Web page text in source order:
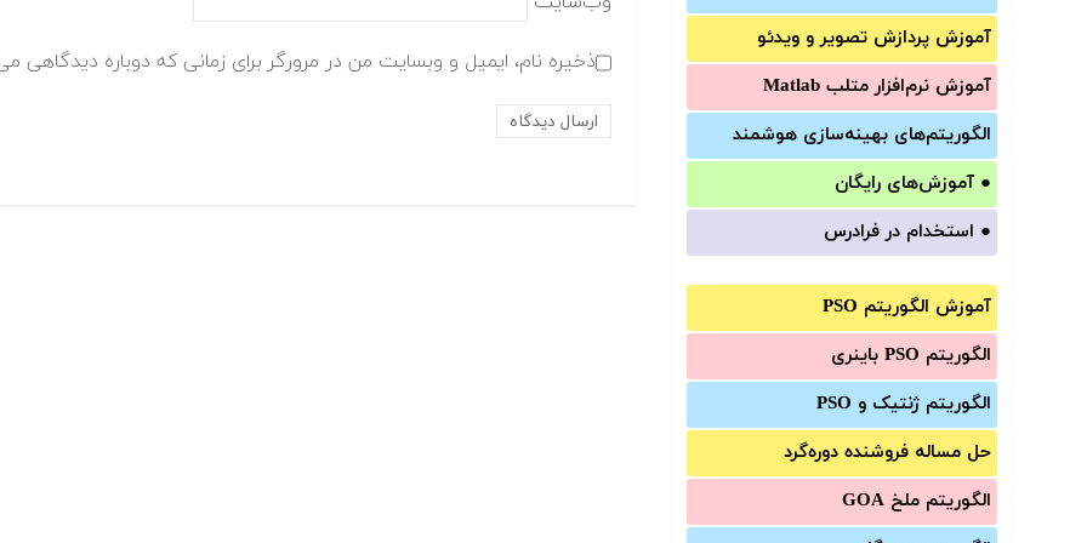
آموزش‌ پردازش تصویر و ویدئو
آموزش‌ نرم‌افزار متلب Matlab
الگوریتم‌های بهینه‌سازی هوشمند
● آموزش‌های رایگان
● استخدام در فرادرس
آموزش الگوریتم PSO
الگوریتم PSO باینری
الگوریتم ژنتیک و PSO
حل مساله فروشنده دوره‌گرد
الگوریتم ملخ GOA
ذخیره نام، ایمیل و وبسایت من در مرورگر برای زمانی که دوباره دیدگاهی